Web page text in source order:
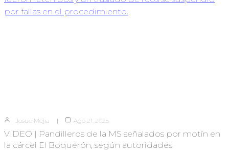
Josué Mejia Ago 21, 2025
VIDEO | Pandilleros de la MS señalados por motín en
la cárcel El Boquerón, según autoridades